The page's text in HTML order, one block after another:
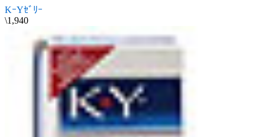
KｰYｾﾞﾘｰ
\1,940